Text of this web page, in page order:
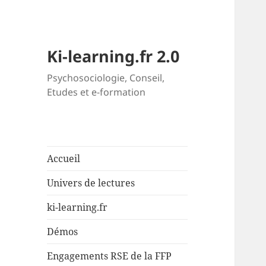
Ki-learning.fr 2.0
Psychosociologie, Conseil,
Etudes et e-formation
Accueil
Univers de lectures
ki-learning.fr
Démos
Engagements RSE de la FFP